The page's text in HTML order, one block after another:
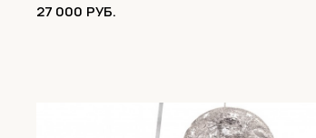
27 000 РУБ.